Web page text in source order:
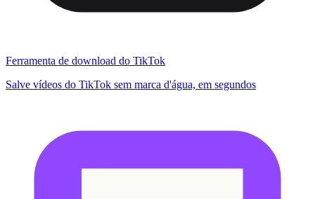
Ferramenta de download do TikTok
Salve vídeos do TikTok sem marca d'água, em segundos